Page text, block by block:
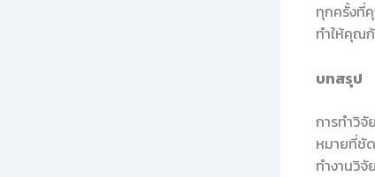
ทุกครั้งที่
ทำให้คุณ
บทสรุป
การทำวิจั
หมายที่ชั
ทำงานวิจั